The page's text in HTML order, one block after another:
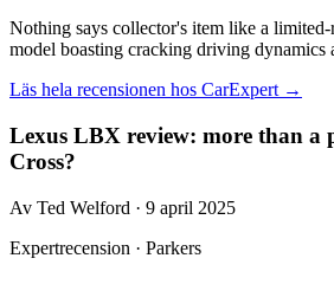
Nothing says collector's item like a
model boasting cracking driving dynamics
Läs hela recensionen hos CarExpert →
Lexus LBX review: more than a
Cross?
Av Ted Welford · 9 april 2025
Expertrecension · Parkers